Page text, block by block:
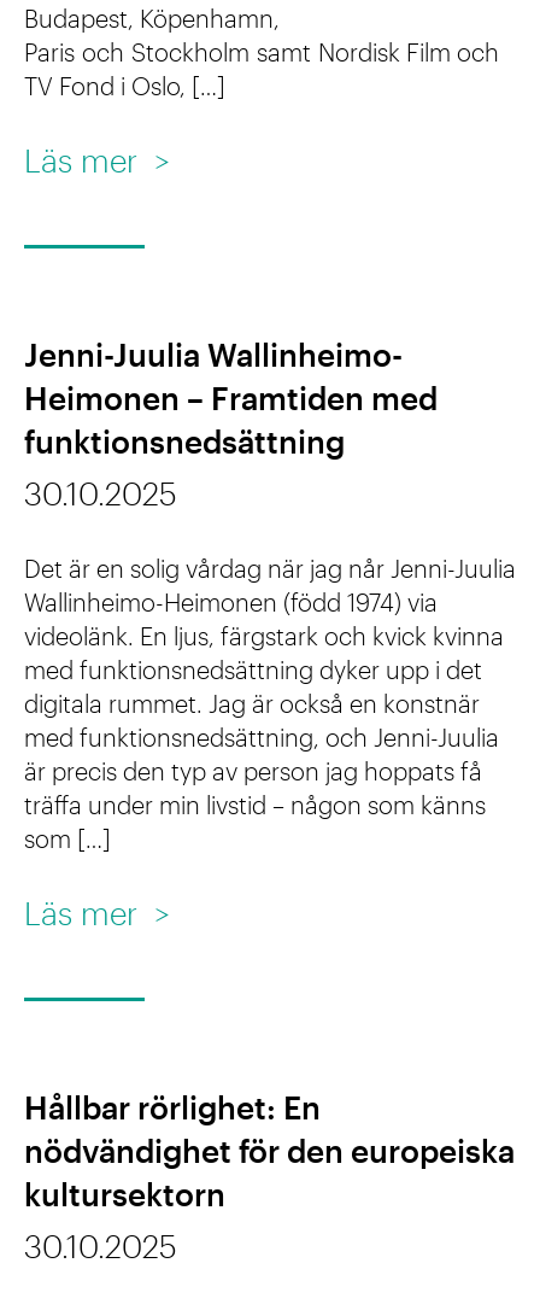
Budapest, Köpenhamn,
Paris och Stockholm samt Nordisk Film och
TV Fond i Oslo, […]
Läs mer:
ö
n
t
e
r
a
t
i
o
n
e
t
i
k
i
>
Jenni-Juulia Wallinheimo-
Heimonen – Framtiden med
funktionsnedsättning
30.10.2025
Det är en solig vårdag när jag når Jenni-Juulia
Wallinheimo-Heimonen (född 1974) via
videolänk. En ljus, färgstark och kvick kvinna
med funktionsnedsättning dyker upp i det
digitala rummet. Jag är också en konstnär
med funktionsnedsättning, och Jenni-Juulia
är precis den typ av person jag hoppats få
träffa under min livstid – någon som känns
som […]
Läs mer:
e
i
-
J
u
>
Hållbar rörlighet: En
nödvändighet för den europeiska
kultursektorn
30.10.2025